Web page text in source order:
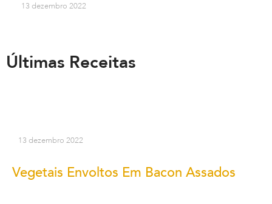
13 dezembro 2022
Últimas Receitas
13 dezembro 2022
Vegetais Envoltos Em Bacon Assados